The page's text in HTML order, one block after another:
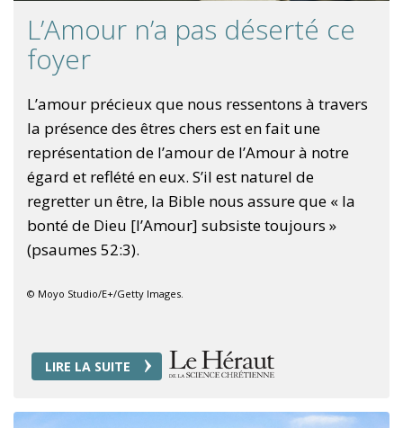
L’Amour n’a pas déserté ce
foyer
L’amour précieux que nous ressentons à travers
la présence des êtres chers est en fait une
représentation de l’amour de l’Amour à notre
égard et reflété en eux. S’il est naturel de
regretter un être, la Bible nous assure que « la
bonté de Dieu [l’Amour] subsiste toujours »
(psaumes 52:3).
© Moyo Studio/E+/Getty Images.
LIRE LA SUITE